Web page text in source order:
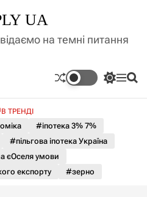
UA
на темні питання
П
м
к
к
М П
В ТРЕНДІ
#іпотека 3% 7%
#пільгова іпотека Україна
єОселя умови
експорту
#зерно